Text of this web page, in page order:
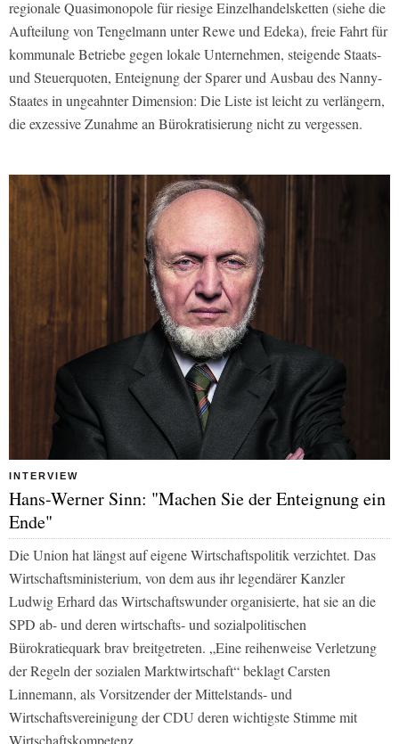
regionale Quasimonopole für riesige Einzelhandelsketten (siehe die
Aufteilung von Tengelmann unter Rewe und Edeka), freie Fahrt für
kommunale Betriebe gegen lokale Unternehmen, steigende Staats-
und Steuerquoten, Enteignung der Sparer und Ausbau des Nanny-
Staates in ungeahnter Dimension: Die Liste ist leicht zu verlängern,
die exzessive Zunahme an Bürokratisierung nicht zu vergessen.
INTERVIEW
Hans-Werner Sinn: "Machen Sie der Enteignung ein
Ende"
Die Union hat längst auf eigene Wirtschaftspolitik verzichtet. Das
Wirtschaftsministerium, von dem aus ihr legendärer Kanzler
Ludwig Erhard das Wirtschaftswunder organisierte, hat sie an die
SPD ab- und deren wirtschafts- und sozialpolitischen
Bürokratiequark brav breitgetreten. „Eine reihenweise Verletzung
der Regeln der sozialen Marktwirtschaft“beklagt Carsten
Linnemann, als Vorsitzender der Mittelstands- und
Wirtschaftsvereinigung der CDU deren wichtigste Stimme mit
Wirtschaftskompetenz.